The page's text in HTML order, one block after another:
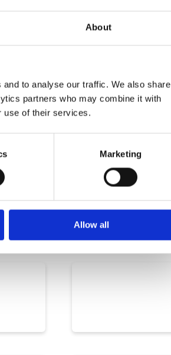
About
to analyse our traffic. We also share
partners who may combine it with
use of their services.
Marketing
Allow all